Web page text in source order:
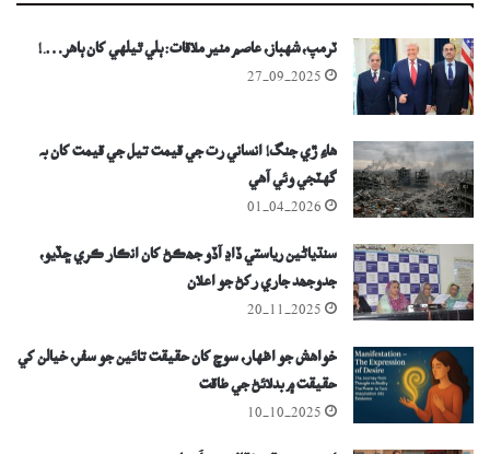
ٽرمپ، شهباز، عاصم منير ملاقات: ٻلي ٿيلهي کان ٻاهر….!
27-09-2025
هاءِ ڙي جنگ! انساني رت جي قيمت تيل جي قيمت کان بہ
گهٽجي وئي آهي
01-04-2026
سنڌياڻين رياستي ڏاڍ آڏو جھڪڻ کان انڪار ڪري ڇڏيو،
جدوجھد جاري رکڻ جو اعلان
20-11-2025
خواهش جو اظهار، سوچ کان حقيقت تائين جو سفر، خيالن کي
حقيقت ۾ بدلائڻ جي طاقت
10-10-2025